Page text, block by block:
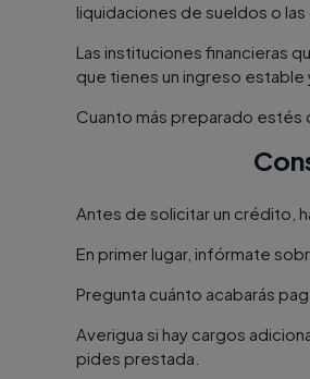
liquidaciones de sueldos o
Las instituciones financieras
que tienes un ingreso
Cuanto más preparado
Antes de solicitar un crédito,
En primer lugar, infórmate
Pregunta cuánto acabarás
Averigua si hay cargos
pides prestada.